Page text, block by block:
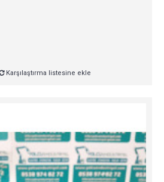
Karşılaştırma listesine ekle